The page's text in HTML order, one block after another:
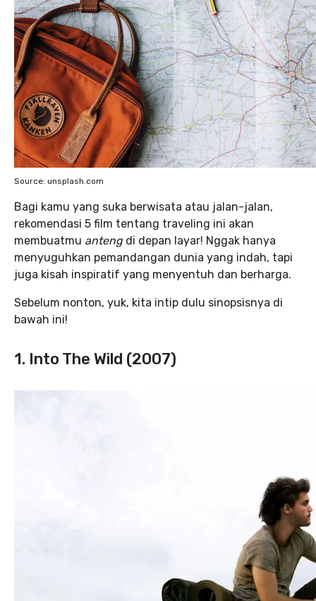
Source: unsplash.com
Bagi kamu yang suka berwisata atau jalan-jalan,
rekomendasi 5 film tentang traveling ini akan
membuatmu anteng di depan layar! Nggak hanya
menyuguhkan pemandangan dunia yang indah, tapi
juga kisah inspiratif yang menyentuh dan berharga.
Sebelum nonton, yuk, kita intip dulu sinopsisnya di
bawah ini!
1. Into The Wild (2007)